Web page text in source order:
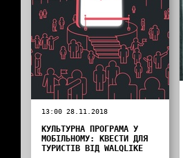
13:00 28.11.2018
КУЛЬТУРНА ПРОГРАМА У
МОБІЛЬНОМУ: КВЕСТИ ДЛЯ
ТУРИСТІВ ВІД WALQLIKE